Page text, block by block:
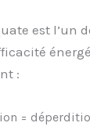
est l’un
:
=